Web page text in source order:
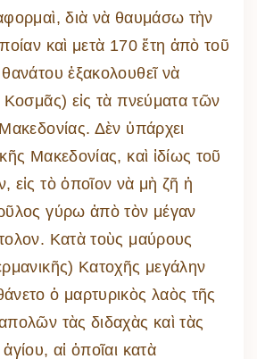
διὰ νὰ θαυμάσω τὴν
καὶ μετὰ 170 ἔτη ἀπὸ τοῦ
ἐξακολουθεῖ νὰ
Κοσμᾶς) εἰς τὰ πνεύματα τῶν
Δὲν ὑπάρχει
Μακεδονίας, καὶ ἰδίως τοῦ
εἰς τὸ ὁποῖον νὰ μὴ ζῆ ἡ
γύρω ἀπὸ τὸν μέγαν
Κατὰ τοὺς μαύρους
Κατοχῆς μεγάλην
ὁ μαρτυρικὸς λαὸς τῆς
τὰς διδαχὰς καὶ τὰς
αἱ ὁποῖαι κατὰ